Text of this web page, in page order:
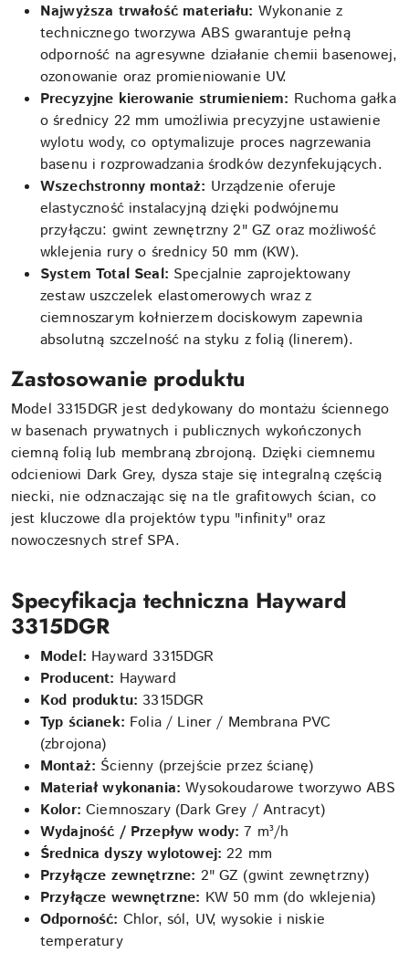
Najwyższa trwałość materiału: Wykonanie z
technicznego tworzywa ABS gwarantuje pełną
odporność na agresywne działanie chemii basenowej,
ozonowanie oraz promieniowanie UV.
Precyzyjne kierowanie strumieniem: Ruchoma gałka
o średnicy 22 mm umożliwia precyzyjne ustawienie
wylotu wody, co optymalizuje proces nagrzewania
basenu i rozprowadzania środków dezynfekujących.
Wszechstronny montaż: Urządzenie oferuje
elastyczność instalacyjną dzięki podwójnemu
przyłączu: gwint zewnętrzny 2" GZ oraz możliwość
wklejenia rury o średnicy 50 mm (KW).
System Total Seal: Specjalnie zaprojektowany
zestaw uszczelek elastomerowych wraz z
ciemnoszarym kołnierzem dociskowym zapewnia
absolutną szczelność na styku z folią (linerem).
Zastosowanie produktu
Model 3315DGR jest dedykowany do montażu ściennego
w basenach prywatnych i publicznych wykończonych
ciemną folią lub membraną zbrojoną. Dzięki ciemnemu
odcieniowi Dark Grey, dysza staje się integralną częścią
niecki, nie odznaczając się na tle grafitowych ścian, co
jest kluczowe dla projektów typu "infinity" oraz
nowoczesnych stref SPA.
Specyfikacja techniczna Hayward
3315DGR
Model: Hayward 3315DGR
Producent: Hayward
Kod produktu: 3315DGR
Typ ścianek: Folia / Liner / Membrana PVC
(zbrojona)
Montaż: Ścienny (przejście przez ścianę)
Materiał wykonania: Wysokoudarowe tworzywo ABS
Kolor: Ciemnoszary (Dark Grey / Antracyt)
Wydajność / Przepływ wody: 7 m³/h
Średnica dyszy wylotowej: 22 mm
Przyłącze zewnętrzne: 2" GZ (gwint zewnętrzny)
Przyłącze wewnętrzne: KW 50 mm (do wklejenia)
Odporność: Chlor, sól, UV, wysokie i niskie
temperatury